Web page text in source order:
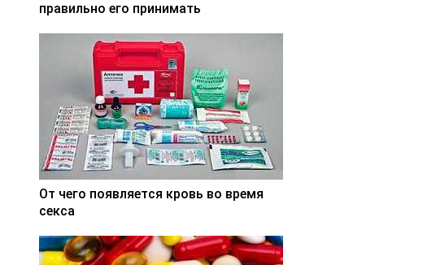
правильно его принимать
От чего появляется кровь во время
секса